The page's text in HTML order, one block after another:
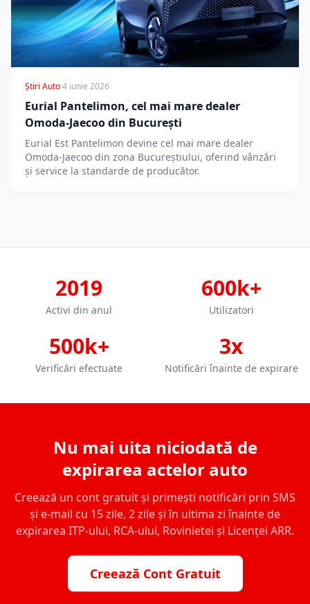
Știri Auto·4 iunie 2026
Eurial Pantelimon, cel mai mare dealer
Omoda-Jaecoo din București
Eurial Est Pantelimon devine cel mai mare dealer
Omoda-Jaecoo din zona Bucureștiului, oferind vânzări
și service la standarde de producător.
2019
Activi din anul
600k+
Utilizatori
500k+
Verificări efectuate
3x
Notificări înainte de expirare
Nu mai uita niciodată de
expirarea actelor auto
Creează un cont gratuit și primești notificări prin SMS
și e-mail cu 15 zile, 2 zile și în ultima zi înainte de
expirarea ITP-ului, RCA-ului, Rovinietei și Licenței ARR.
Creează Cont Gratuit